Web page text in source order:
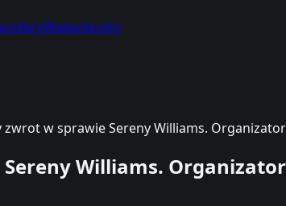
WideoSkróty
zwrot w sprawie Sereny Williams.
Williams.